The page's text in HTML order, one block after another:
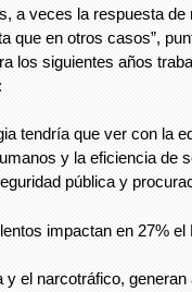
a veces la respuesta
que en otros casos”,
los siguientes años
tendría que ver con la
y la eficiencia de
pública y
impactan en 27% el
y el narcotráfico,